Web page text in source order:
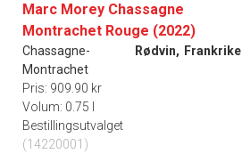
Marc Morey Chassagne
Montrachet Rouge (2022)
Chassagne-
Montrachet
Rødvin, Frankrike
Pris: 909.90 kr
Volum: 0.75 l
Bestillingsutvalget
(14220001)